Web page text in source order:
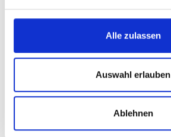
Alle zulassen
Auswahl erlauben
Ablehnen